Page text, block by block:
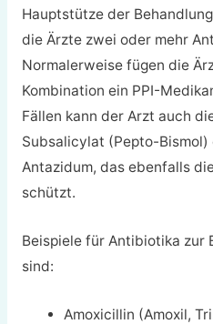
Hauptstütze der
die Ärzte zwei oder mehr
Normalerweise fügen die
Kombination ein PPI-
Fällen kann der Arzt auch
Subsalicylat (Pepto-Bismol)
Antazidum, das ebenfalls
schützt.
Beispiele für Antibiotika zur
sind:
Amoxicillin (Amoxil,